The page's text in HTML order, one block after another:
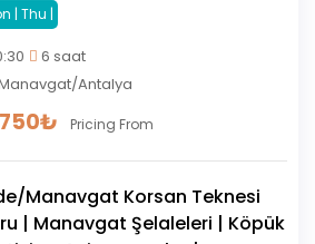
| Thu |
6 saat
Antalya
₺ Pricing From
Manavgat Korsan Teknesi
| Manavgat Şelaleleri | Köpük